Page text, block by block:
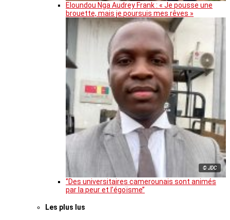
Eloundou Nga Audrey Frank : « Je pousse une
brouette, mais je poursuis mes rêves »
© JDC
‘’Des universitaires camerounais sont animés
par la peur et l’égoïsme’’
Les plus lus